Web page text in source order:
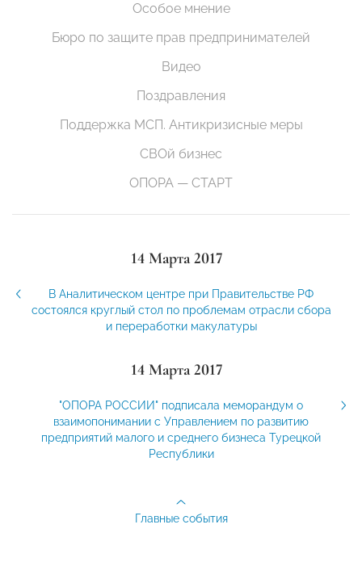
Особое мнение
Бюро по защите прав предпринимателей
Видео
Поздравления
Поддержка МСП. Антикризисные меры
СВОй бизнес
ОПОРА — СТАРТ
14 Марта 2017
В Аналитическом центре при Правительстве РФ
состоялся круглый стол по проблемам отрасли сбора
и переработки макулатуры
14 Марта 2017
"ОПОРА РОССИИ" подписала меморандум о
взаимопонимании с Управлением по развитию
предприятий малого и среднего бизнеса Турецкой
Республики
Главные события